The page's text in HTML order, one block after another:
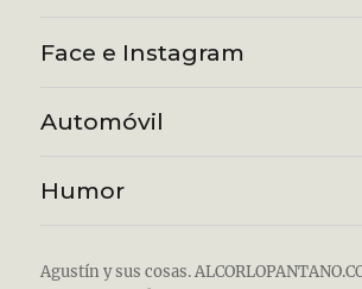
Face e Instagram
Automóvil
Humor
Agustín y sus cosas.